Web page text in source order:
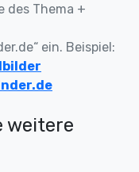
des Thema +
ein. Beispiel:
weitere